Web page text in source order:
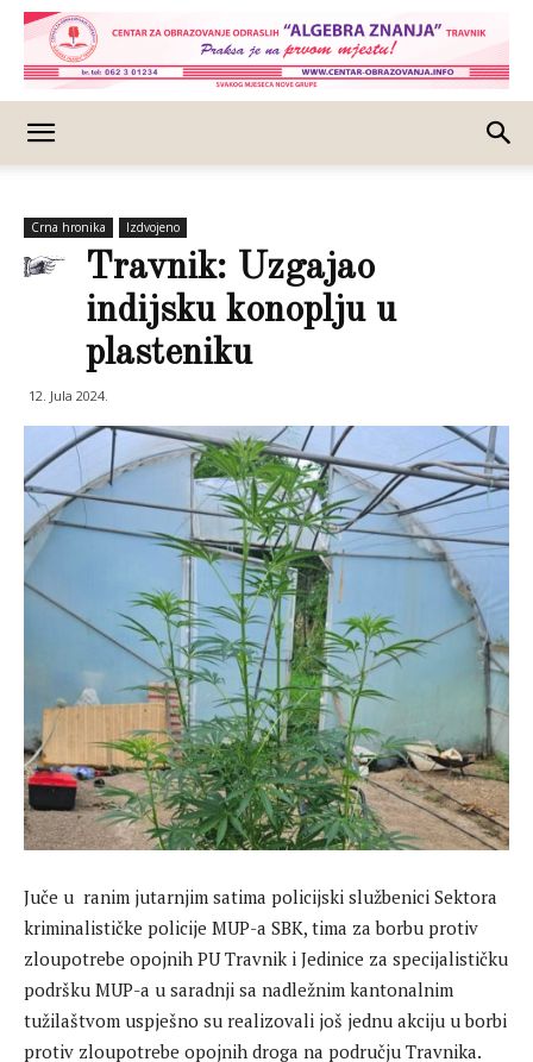
Crna hronika Izdvojeno
Travnik: Uzgajao
indijsku konoplju u
plasteniku
12. Jula 2024.
Juče u ranim jutarnjim satima policijski službenici Sektora
kriminalističke policije MUP-a SBK, tima za borbu protiv
zloupotrebe opojnih PU Travnik i Jedinice za specijalističku
podršku MUP-a u saradnji sa nadležnim kantonalnim
tužilaštvom uspješno su realizovali još jednu akciju u borbi
protiv zloupotrebe opojnih droga na području Travnika.